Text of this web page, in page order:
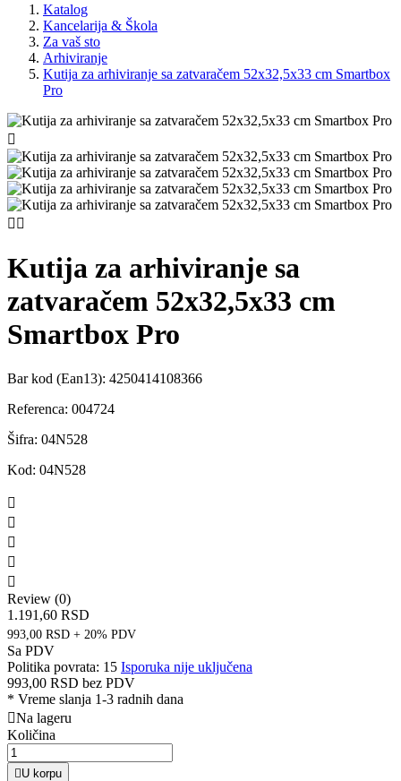
Katalog
Kancelarija & Škola
Za vaš sto
Arhiviranje
Kutija za arhiviranje sa zatvaračem 52x32,5x33 cm Smartbox
Pro

 
Kutija za arhiviranje sa
zatvaračem 52x32,5x33 cm
Smartbox Pro
Bar kod (Ean13): 4250414108366
Referenca: 004724
Šifra: 04N528
Kod: 04N528





Review (0)
1.191,60 RSD
993,00 RSD + 20% PDV
Sa PDV
Politika povrata: 15 Isporuka nije uključena
993,00 RSD bez PDV
* Vreme slanja 1-3 radnih dana
Na lageru
Količina
U korpu